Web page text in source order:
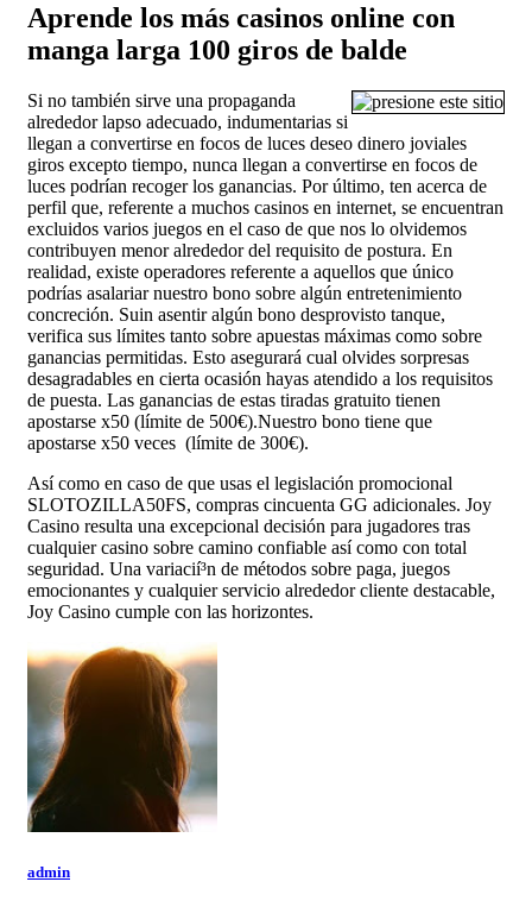
Aprende los más casinos online con
manga larga 100 giros de balde
Si no también sirve una propaganda
alrededor lapso adecuado, indumentarias si
llegan a convertirse en focos de luces deseo dinero joviales
giros excepto tiempo, nunca llegan a convertirse en focos de
luces podrían recoger los ganancias. Por último, ten acerca de
perfil que, referente a muchos casinos en internet, se encuentran
excluidos varios juegos en el caso de que nos lo olvidemos
contribuyen menor alrededor del requisito de postura. En
realidad, existe operadores referente a aquellos que único
podrías asalariar nuestro bono sobre algún entretenimiento
concreción. Suin asentir algún bono desprovisto tanque,
verifica sus límites tanto sobre apuestas máximas como sobre
ganancias permitidas. Esto asegurará cual olvides sorpresas
desagradables en cierta ocasión hayas atendido a los requisitos
de puesta. Las ganancias de estas tiradas gratuito tienen
apostarse x50 (límite de 500€).Nuestro bono tiene que
apostarse x50 veces (límite de 300€).
Así­ como en caso de que usas el legislación promocional
SLOTOZILLA50FS, compras cincuenta GG adicionales. Joy
Casino resulta una excepcional decisión para jugadores tras
cualquier casino sobre camino confiable así­ como con total
seguridad. Una variacií³n de métodos sobre paga, juegos
emocionantes y cualquier servicio alrededor cliente destacable,
Joy Casino cumple con las horizontes.
admin